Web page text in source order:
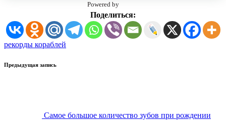
Powered by
Поделиться:
Метки:
рекорды кораблей
Навигация
Предыдущая запись
Самое большое количество зубов при рождении